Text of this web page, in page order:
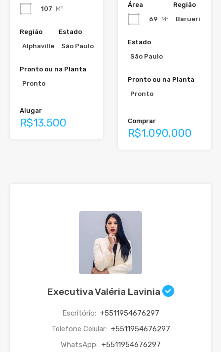
107 M²
Região
Alphaville
Estado
São Paulo
Pronto ou na Planta
Pronto
Alugar
R$13.500
Área
69 M²
Região
Barueri
Estado
São Paulo
Pronto ou na Planta
Pronto
Comprar
R$1.090.000
Executiva Valéria Lavinia
Escritório: +5511954676297
Telefone Celular: +5511954676297
WhatsApp: +5511954676297